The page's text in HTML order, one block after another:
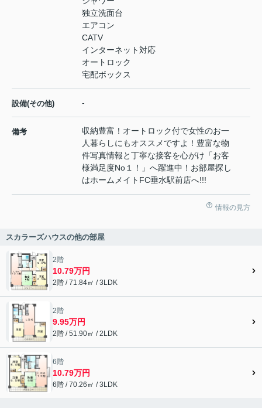
独立洗面台
エアコン
CATV
インターネット対応
オートロック
宅配ボックス
設備(その他) -
備考
収納豊富！オートロック付で女性のお一
人暮らしにもオススメですよ！豊富な物
件写真情報と丁寧な接客を心がけ「お客
様満足度No１！」へ躍進中！お部屋探し
はホームメイトFC垂水駅前店へ!!!
情報の見方
スカラーズハウスの他の部屋
2階
10.79万円
2階 / 71.84㎡ / 3LDK
2階
9.95万円
2階 / 51.90㎡ / 2LDK
6階
10.79万円
6階 / 70.26㎡ / 3LDK